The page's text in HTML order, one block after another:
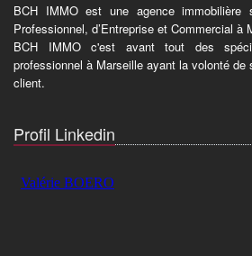
BCH IMMO est une agence immobilière
Professionnel, d’Entreprise et Commercial à
BCH IMMO c'est avant tout des
professionnel à Marseille ayant la volonté
client.
Profil Linkedin